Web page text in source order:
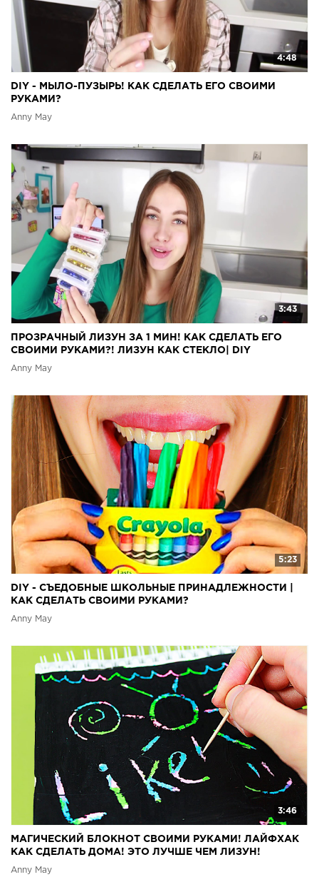
4:48
DIY - МЫЛО-ПУЗЫРЬ! КАК СДЕЛАТЬ ЕГО СВОИМИ
РУКАМИ?
Anny May
3:43
ПРОЗРАЧНЫЙ ЛИЗУН ЗА 1 МИН! КАК СДЕЛАТЬ ЕГО
СВОИМИ РУКАМИ?! ЛИЗУН КАК СТЕКЛО| DIY
Anny May
5:23
DIY - СЪЕДОБНЫЕ ШКОЛЬНЫЕ ПРИНАДЛЕЖНОСТИ |
КАК СДЕЛАТЬ СВОИМИ РУКАМИ?
Anny May
3:46
МАГИЧЕСКИЙ БЛОКНОТ СВОИМИ РУКАМИ! ЛАЙФХАК
КАК СДЕЛАТЬ ДОМА! ЭТО ЛУЧШЕ ЧЕМ ЛИЗУН!
Anny May